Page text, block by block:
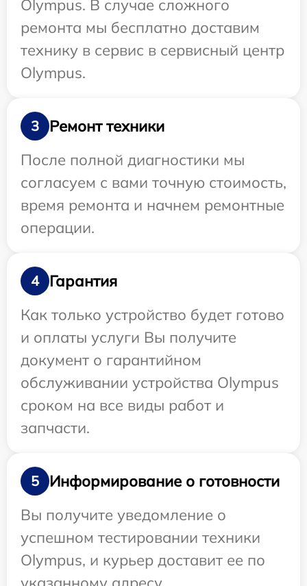
Olympus. В случае сложного
ремонта мы бесплатно доставим
технику в сервис в сервисный центр
Olympus.
3
Ремонт техники
После полной диагностики мы
согласуем с вами точную стоимость,
время ремонта и начнем ремонтные
операции.
4
Гарантия
Как только устройство будет готово
и оплаты услуги Вы получите
документ о гарантийном
обслуживании устройства Olympus
сроком на все виды работ и
запчасти.
5
Информирование о готовности
Вы получите уведомление о
успешном тестировании техники
Olympus, и курьер доставит ее по